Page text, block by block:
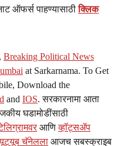
ऑफर्स पाहण्यासाठीक्लिक
, Breaking Political News
at Sarkarnama. To Get
Download the
and IOS. सरकारनामा आता
घडामोडींसाठी
आणिव्हॉट्सॲप
यूट्यूब चॅनेलला आजच सबस्क्राइब